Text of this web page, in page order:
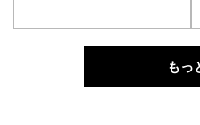
もっ